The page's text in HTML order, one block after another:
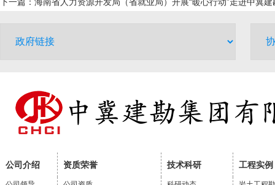
公司介绍 资质荣誉 技术科研 工程实例